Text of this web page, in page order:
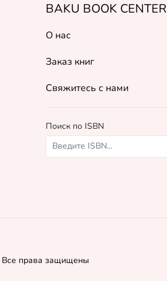
BAKU BOOK CENTER
О нас
Заказ книг
Свяжитесь с нами
Поиск по ISBN
Все права защищены